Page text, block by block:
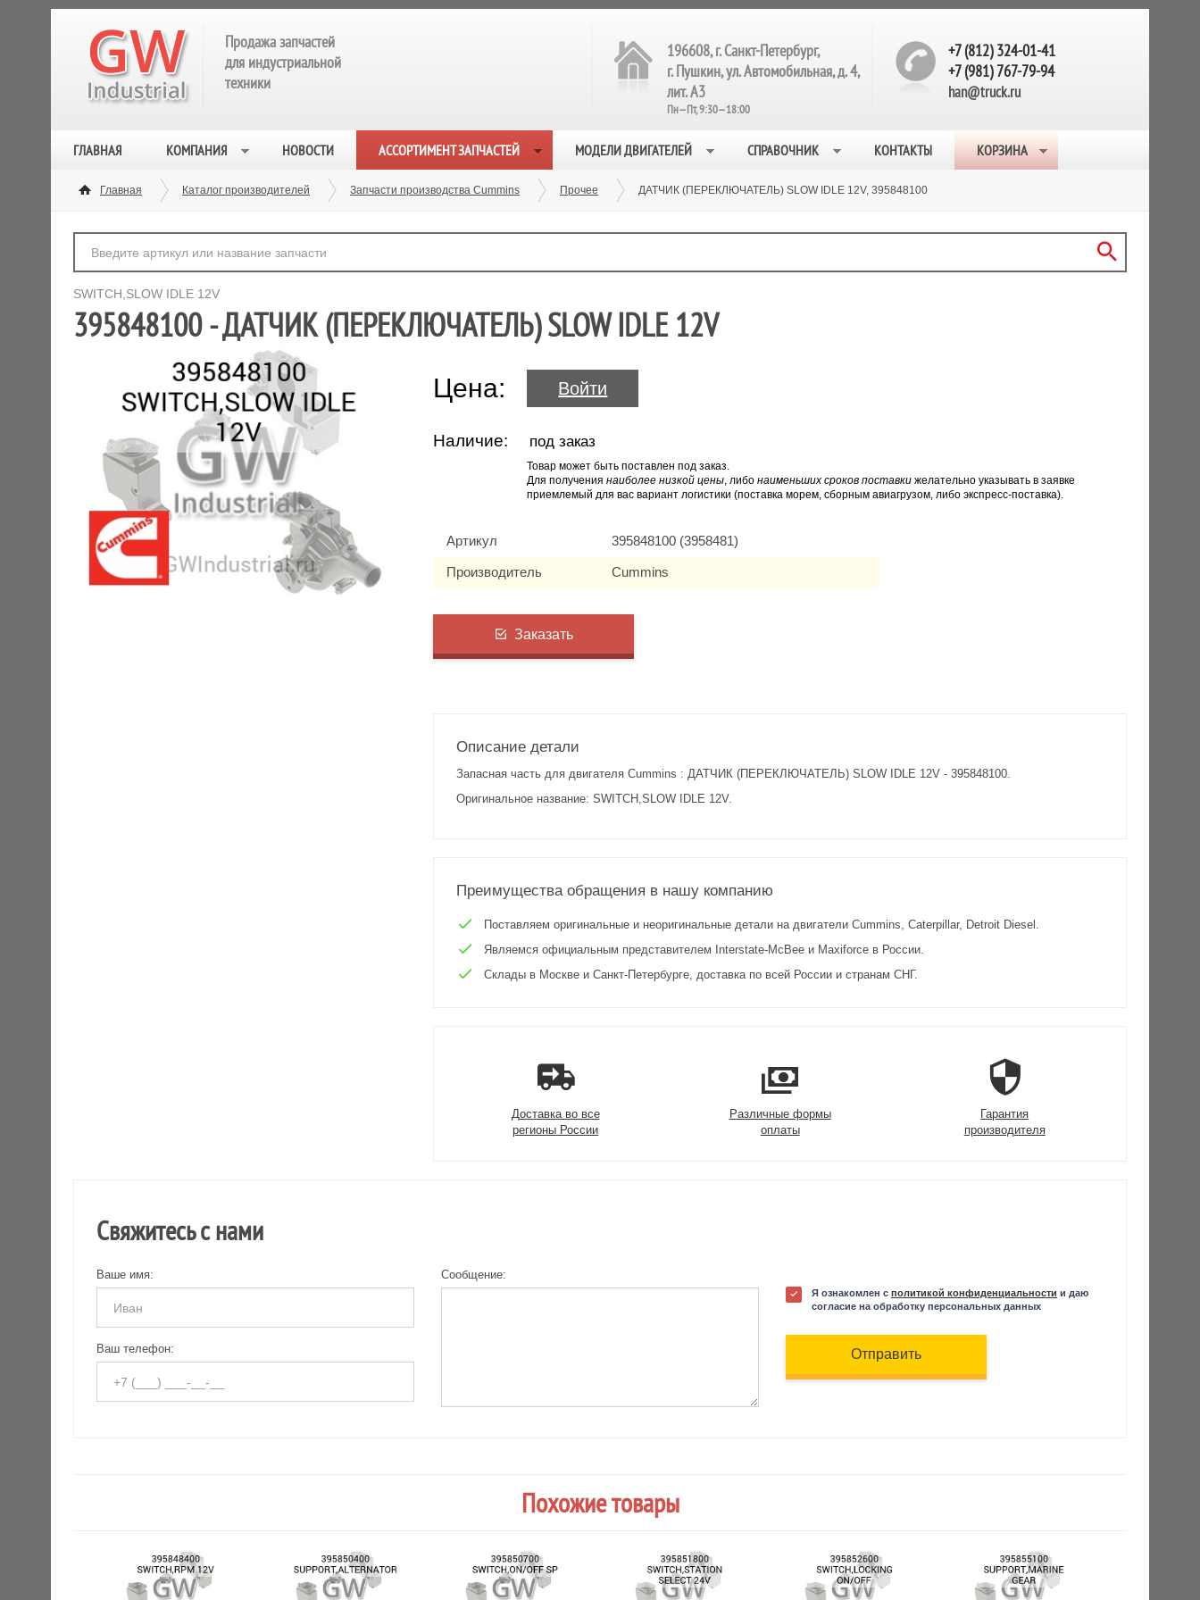
Продажа запчастей
для индустриальной
техники
196608, г. Санкт-Петербург,
г. Пушкин, ул. Автомобильная, д. 4,
лит. А3
Пн—Пт, 9:30—18:00
+7 (812) 324-01-41
+7 (981) 767-79-94
han@truck.ru
ГЛАВНАЯ КОМПАНИЯ НОВОСТИ АССОРТИМЕНТ ЗАПЧАСТЕЙ МОДЕЛИ ДВИГАТЕЛЕЙ СПРАВОЧНИК КОНТАКТЫ КОРЗИНА
Главная Каталог производителей Запчасти производства Cummins Прочее ДАТЧИК (ПЕРЕКЛЮЧАТЕЛЬ) SLOW IDLE 12V, 395848100
SWITCH,SLOW IDLE 12V
395848100 - ДАТЧИК (ПЕРЕКЛЮЧАТЕЛЬ) SLOW IDLE 12V
Цена: Войти
Наличие: под заказ
Товар может быть поставлен под заказ.
Для получениянаиболее низкой цены, либонаименьших сроков поставки желательно указывать в заявке
приемлемый для вас вариант логистики (поставка морем, сборным авиагрузом, либо экспресс-поставка).
Артикул 395848100 (3958481)
Производитель Cummins
Заказать
Описание детали
Запасная часть для двигателя Cummins : ДАТЧИК (ПЕРЕКЛЮЧАТЕЛЬ) SLOW IDLE 12V - 395848100.
Оригинальное название: SWITCH,SLOW IDLE 12V.
Преимущества обращения в нашу компанию
Поставляем оригинальные и неоригинальные детали на двигатели Cummins, Caterpillar, Detroit Diesel.
Являемся официальным представителем Interstate-McBee и Maxiforce в России.
Склады в Москве и Санкт-Петербурге, доставка по всей России и странам СНГ.
Доставка во все
регионы России
Различные формы
оплаты
Гарантия
производителя
Свяжитесь с нами
Ваше имя:
Ваш телефон:
Сообщение:
Я ознакомлен с политикой конфиденциальности и даю
согласие на обработку персональных данных
Отправить
Похожие товары